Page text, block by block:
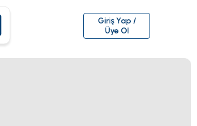
Giriş Yap /
Üye Ol